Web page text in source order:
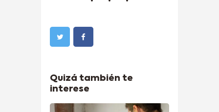
Quizá también te
interese